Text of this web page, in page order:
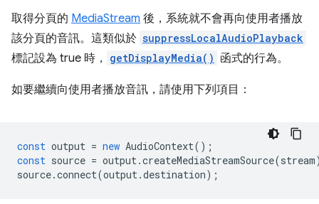
取得分頁的 MediaStream 後，系統就不會再向使用者播放
該分頁的音訊。這類似於 suppressLocalAudioPlayback
標記設為 true 時， getDisplayMedia() 函式的行為。
如要繼續向使用者播放音訊，請使用下列項目：
const output = new AudioContext();
const source = output.createMediaStreamSource(stream
source.connect(output.destination);